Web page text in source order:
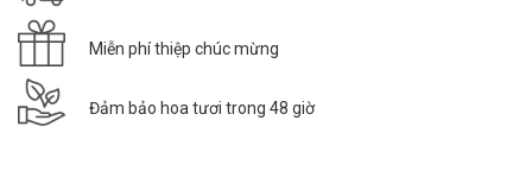
Miễn phí thiệp chúc mừng
Đảm bảo hoa tươi trong 48 giờ